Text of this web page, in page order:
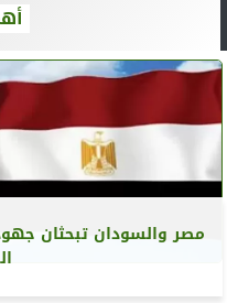
مصر والسودان تبحثان